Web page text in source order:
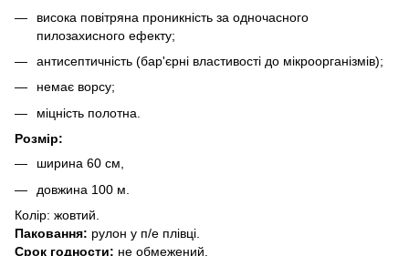
висока повітряна проникність за одночасного
пилозахисного ефекту;
антисептичність (бар'єрні властивості до мікроорганізмів);
немає ворсу;
міцність полотна.
Розмір:
ширина 60 см,
довжина 100 м.
Колір: жовтий.
Паковання: рулон у п/е плівці.
Срок годности: не обмежений.